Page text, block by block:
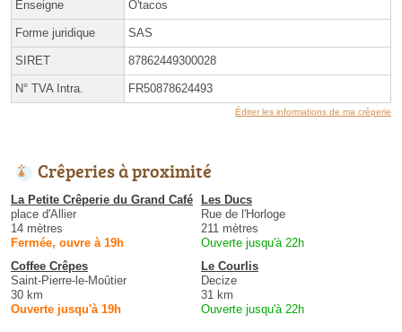
Enseigne O'tacos
Forme juridique SAS
SIRET 87862449300028
N° TVA Intra. FR50878624493
Éditer les informations de ma crêperie
Crêperies à proximité
La Petite Crêperie du Grand Café
place d'Allier
14 mètres
Fermée, ouvre à 19h
Les Ducs
Rue de l'Horloge
211 mètres
Ouverte jusqu'à 22h
Coffee Crêpes
Saint-Pierre-le-Moûtier
30 km
Ouverte jusqu'à 19h
Le Courlis
Decize
31 km
Ouverte jusqu'à 22h